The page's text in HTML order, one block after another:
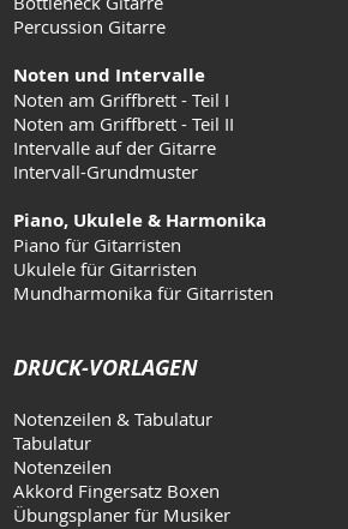
Percussion Gitarre
Noten und Intervalle
Noten am Griffbrett - Teil I
Noten am Griffbrett - Teil II
Intervalle auf der Gitarre
Intervall-Grundmuster
Piano, Ukulele & Harmonika
Piano für Gitarristen
Ukulele für Gitarristen
Mundharmonika für Gitarristen
DRUCK-VORLAGEN
Notenzeilen & Tabulatur
Tabulatur
Notenzeilen
Akkord Fingersatz Boxen
Übungsplaner für Musiker